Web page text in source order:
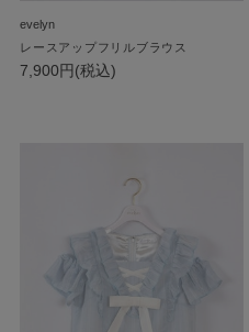
evelyn
レースアップフリルブラウス
7,900円(税込)